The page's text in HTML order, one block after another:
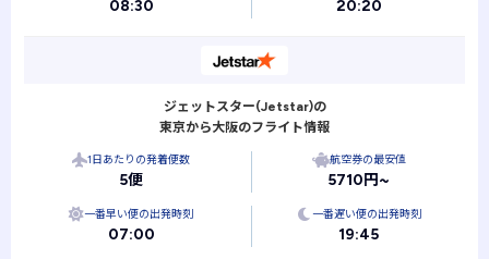
08:30 20:20
ジェットスター(Jetstar)の
東京から大阪のフライト情報
1日あたりの発着便数
5便
航空券の最安値
5710円~
一番早い便の出発時刻
07:00
一番遅い便の出発時刻
19:45